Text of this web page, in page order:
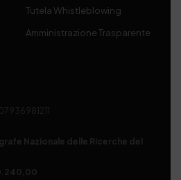
Tutela Whistleblowing
Amministrazione Trasparente
Nazionale delle Ricerche del